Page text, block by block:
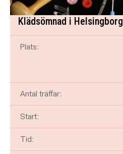
Klädsömnad i Helsingborg
Plats:
Antal träffar:
Start:
Tid: